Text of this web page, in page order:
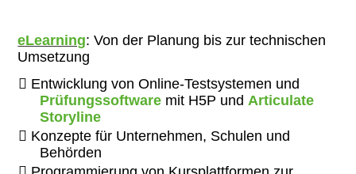
eLearning: Von der Planung bis zur technischen
Umsetzung
Entwicklung von Online-Testsystemen und
Prüfungssoftwaremit H5P und Articulate
Storyline
Konzepte für Unternehmen, Schulen und
Behörden